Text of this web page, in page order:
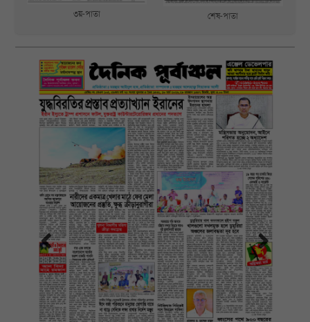
৩য়-পাতা শেষ-পাতা